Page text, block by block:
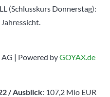
(Schlusskurs Donnerstag):
| Powered byGOYAX.de
/ Ausblick: 107,2 Mio EUR